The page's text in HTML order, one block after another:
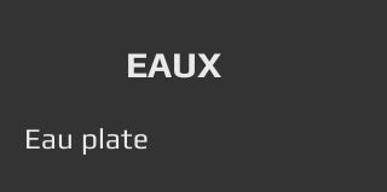
EAUX
Eau plate